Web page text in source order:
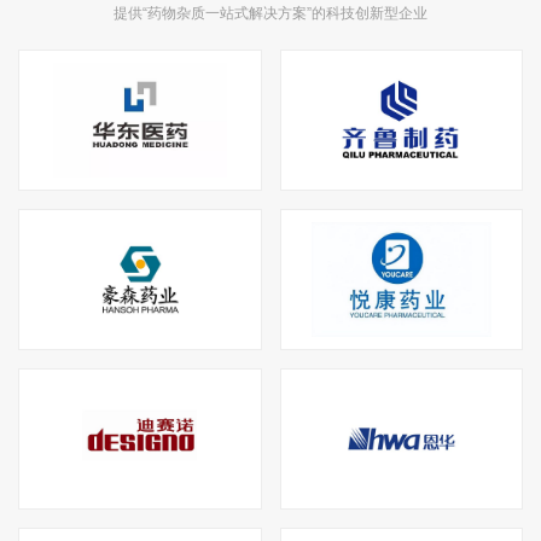
提供“药物杂质一站式解决方案”的科技创新型企业